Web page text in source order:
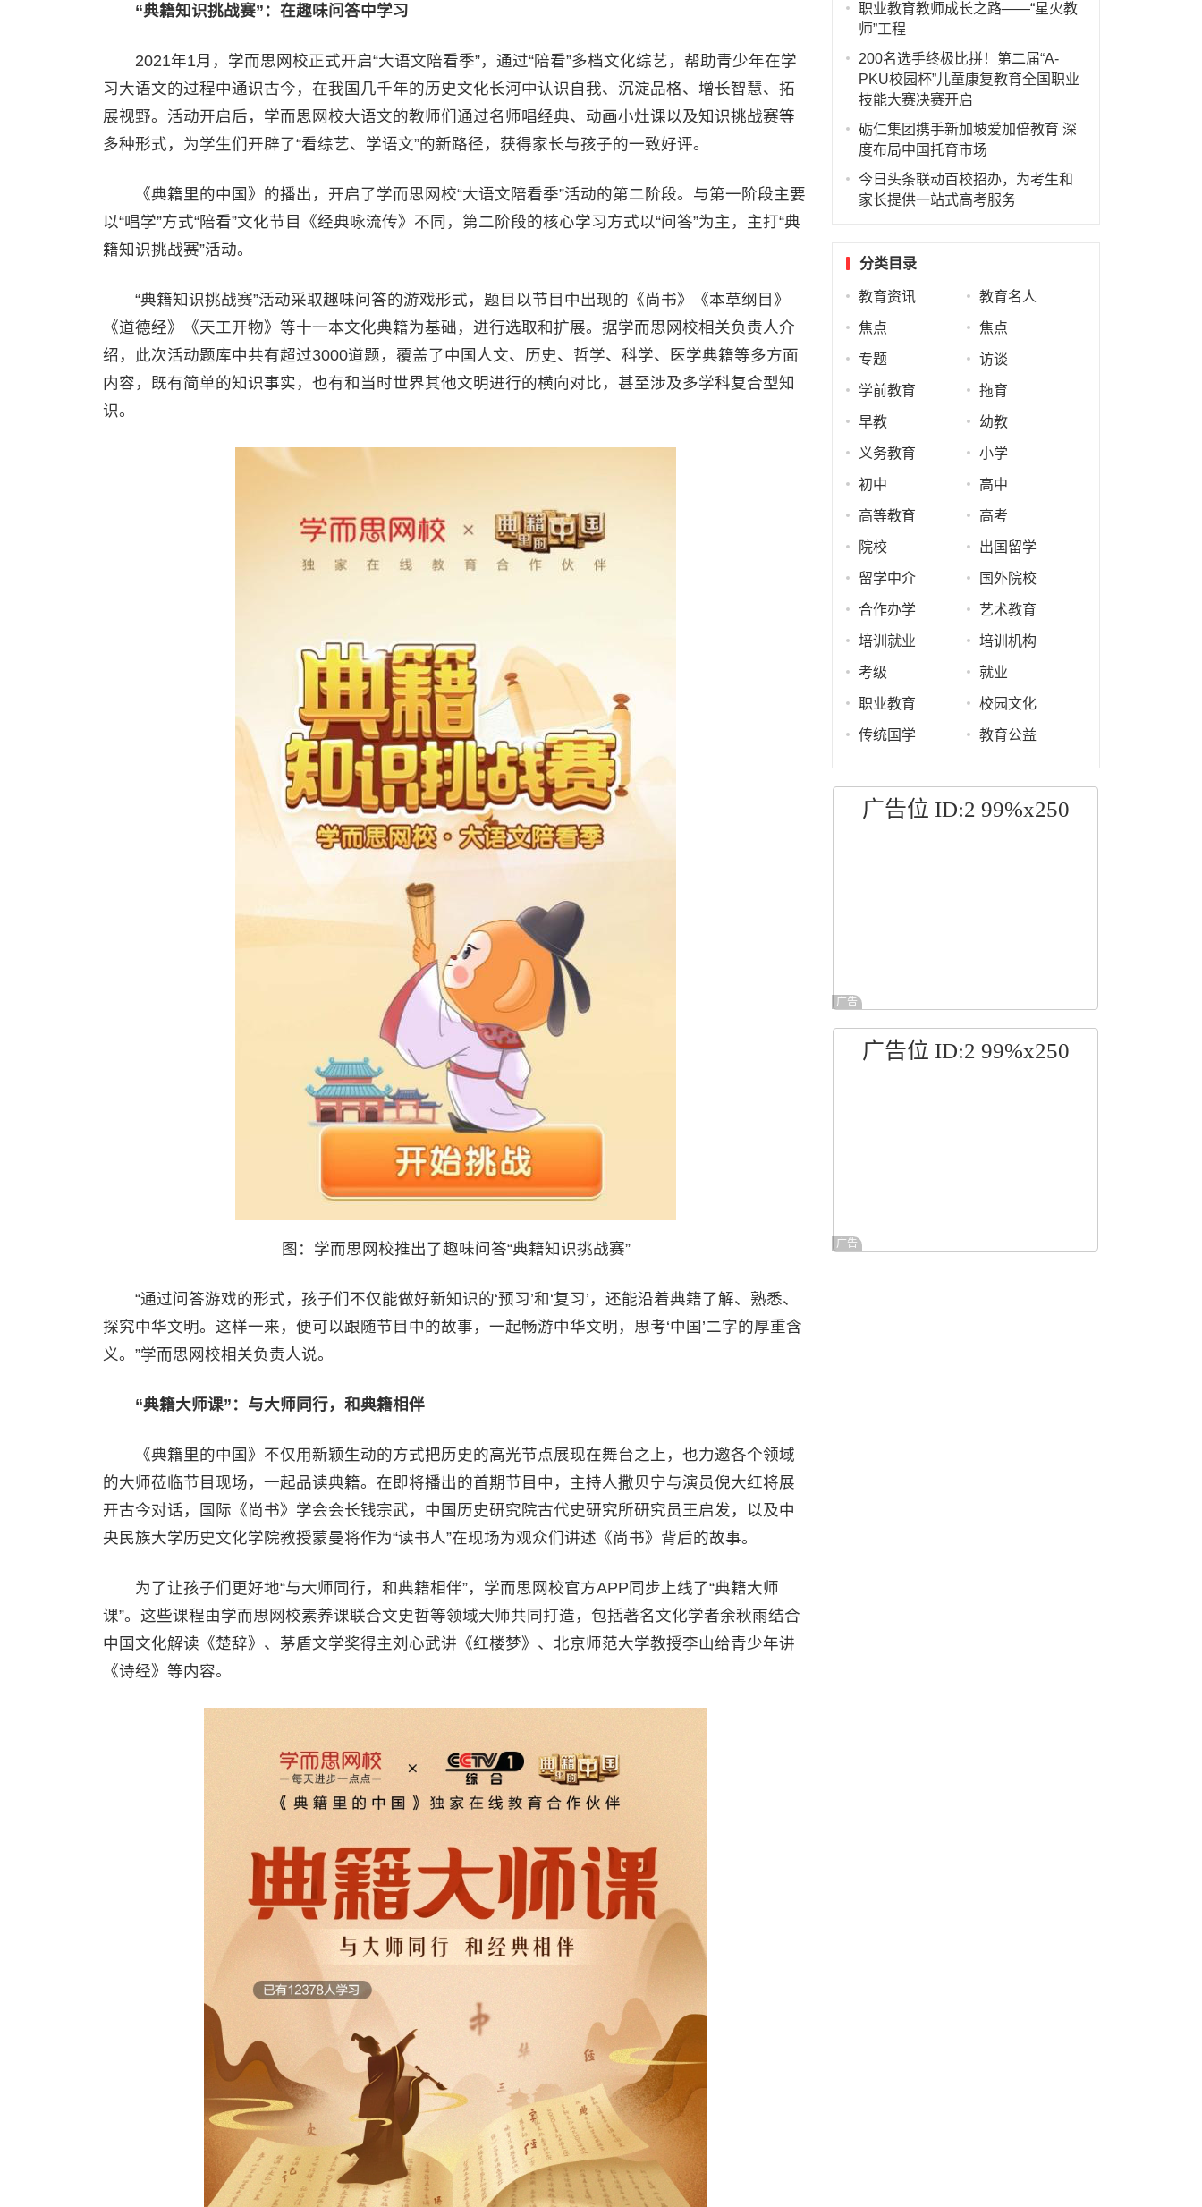
“典籍知识挑战赛”：在趣味问答中学习
2021年1月，学而思网校正式开启“大语文陪看季”，通过“陪看”多档文化综艺，帮助青少年在学
习大语文的过程中通识古今，在我国几千年的历史文化长河中认识自我、沉淀品格、增长智慧、拓
展视野。活动开启后，学而思网校大语文的教师们通过名师唱经典、动画小灶课以及知识挑战赛等
多种形式，为学生们开辟了“看综艺、学语文”的新路径，获得家长与孩子的一致好评。
《典籍里的中国》的播出，开启了学而思网校“大语文陪看季”活动的第二阶段。与第一阶段主要
以“唱学”方式“陪看”文化节目《经典咏流传》不同，第二阶段的核心学习方式以“问答”为主，主打“典
籍知识挑战赛”活动。
“典籍知识挑战赛”活动采取趣味问答的游戏形式，题目以节目中出现的《尚书》《本草纲目》
《道德经》《天工开物》等十一本文化典籍为基础，进行选取和扩展。据学而思网校相关负责人介
绍，此次活动题库中共有超过3000道题，覆盖了中国人文、历史、哲学、科学、医学典籍等多方面
内容，既有简单的知识事实，也有和当时世界其他文明进行的横向对比，甚至涉及多学科复合型知
识。
图：学而思网校推出了趣味问答“典籍知识挑战赛”
“通过问答游戏的形式，孩子们不仅能做好新知识的‘预习’和‘复习’，还能沿着典籍了解、熟悉、
探究中华文明。这样一来，便可以跟随节目中的故事，一起畅游中华文明，思考‘中国’二字的厚重含
义。”学而思网校相关负责人说。
“典籍大师课”：与大师同行，和典籍相伴
《典籍里的中国》不仅用新颖生动的方式把历史的高光节点展现在舞台之上，也力邀各个领域
的大师莅临节目现场，一起品读典籍。在即将播出的首期节目中，主持人撒贝宁与演员倪大红将展
开古今对话，国际《尚书》学会会长钱宗武，中国历史研究院古代史研究所研究员王启发，以及中
央民族大学历史文化学院教授蒙曼将作为“读书人”在现场为观众们讲述《尚书》背后的故事。
为了让孩子们更好地“与大师同行，和典籍相伴”，学而思网校官方APP同步上线了“典籍大师
课”。这些课程由学而思网校素养课联合文史哲等领域大师共同打造，包括著名文化学者余秋雨结合
中国文化解读《楚辞》、茅盾文学奖得主刘心武讲《红楼梦》、北京师范大学教授李山给青少年讲
《诗经》等内容。
职业教育教师成长之路——“星火教
师”工程
200名选手终极比拼！第二届“A-
PKU校园杯”儿童康复教育全国职业
技能大赛决赛开启
砺仁集团携手新加坡爱加倍教育 深
度布局中国托育市场
今日头条联动百校招办，为考生和
家长提供一站式高考服务
分类目录
教育资讯 教育名人
焦点 焦点
专题 访谈
学前教育 拖育
早教 幼教
义务教育 小学
初中 高中
高等教育 高考
院校 出国留学
留学中介 国外院校
合作办学 艺术教育
培训就业 培训机构
考级 就业
职业教育 校园文化
传统国学 教育公益
广告位 ID:2 99%x250
广告
广告位 ID:2 99%x250
广告